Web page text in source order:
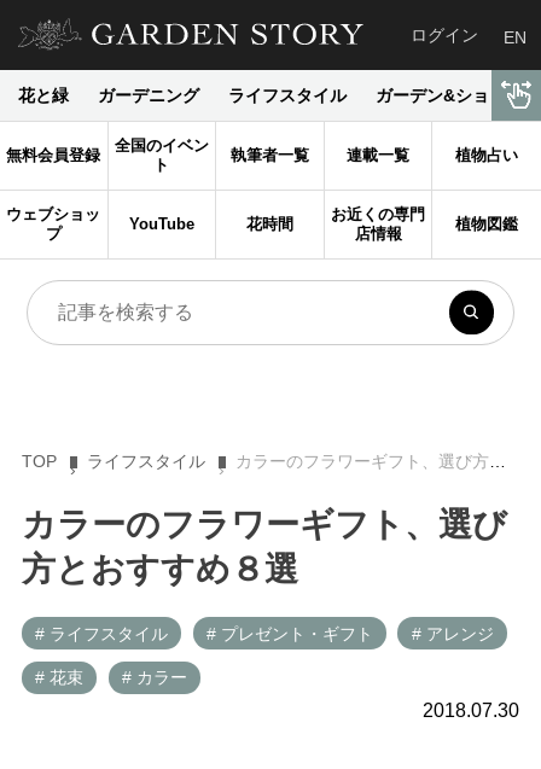
ログイン EN
花と緑 ガーデニング ライフスタイル ガーデン&ショップ
無料会員登録
全国のイベン
ト
執筆者一覧 連載一覧 植物占い
ウェブショッ
プ
YouTube 花時間
お近くの専門
店情報
植物図鑑
TOP ライフスタイル カラーのフラワーギフト、選び方とおすすめ８選
カラーのフラワーギフト、選び
方とおすすめ８選
# ライフスタイル # プレゼント・ギフト # アレンジ
# 花束 # カラー
2018.07.30